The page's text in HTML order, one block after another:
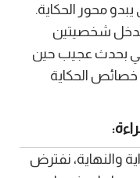
محور الحكاية.
تُدخل شخصيتين
بحدث عجيب حين
خصائص الحكاية
والنهاية، نفترض